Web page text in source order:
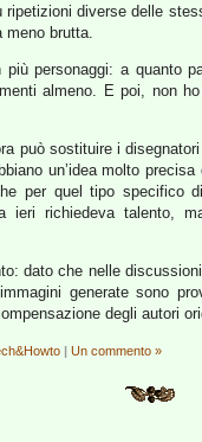
diverse delle
meno brutta.
più personaggi: a
almeno. E poi, non
può sostituire i
un’idea molto
per quel tipo specifico
ieri richiedeva talento,
dato che nelle
generate sono
degli autori
| Un commento »